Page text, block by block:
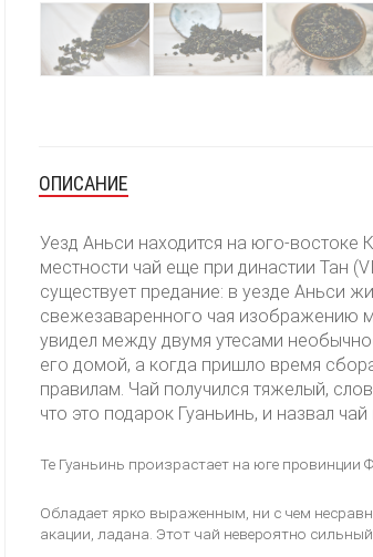
ОПИСАНИЕ
Уезд Аньси находится на юго-
местности чай еще при династии Тан
существует предание: в уезде Аньси
свежезаваренного чая изображению
увидел между двумя утесами
его домой, а когда пришло время
правилам. Чай получился тяжелый,
что это подарок Гуаньинь, и назвал чай
Те Гуаньинь произрастает на юге провинции
Обладает ярко выраженным, ни с чем
акации, ладана. Этот чай невероятно